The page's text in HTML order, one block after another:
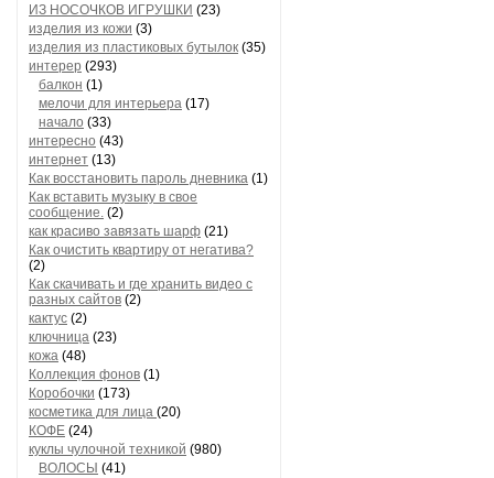
ИЗ НОСОЧКОВ ИГРУШКИ (23)
изделия из кожи (3)
изделия из пластиковых бутылок (35)
интерер (293)
балкон (1)
мелочи для интерьера (17)
начало (33)
интересно (43)
интернет (13)
Как восстановить пароль дневника (1)
Как вставить музыку в свое
сообщение. (2)
как красиво завязать шарф (21)
Как очистить квартиру от негатива?
(2)
Как скачивать и где хранить видео с
разных сайтов (2)
кактус (2)
ключница (23)
кожа (48)
Коллекция фонов (1)
Коробочки (173)
косметика для лица (20)
КОФЕ (24)
куклы чулочной техникой (980)
ВОЛОСЫ (41)